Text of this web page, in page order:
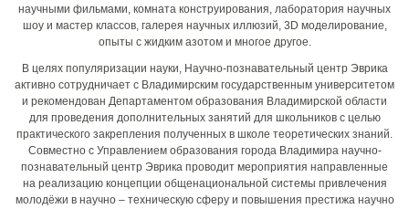
научными фильмами, комната конструирования, лаборатория научных
шоу и мастер классов, галерея научных иллюзий, 3D моделирование,
опыты с жидким азотом и многое другое.
В целях популяризации науки, Научно-познавательный центр Эврика
активно сотрудничает с Владимирским государственным университетом
и рекомендован Департаментом образования Владимирской области
для проведения дополнительных занятий для школьников с целью
практического закрепления полученных в школе теоретических знаний.
Совместно с Управлением образования города Владимира научно-
познавательный центр Эврика проводит мероприятия направленные
на реализацию концепции общенациональной системы привлечения
молодёжи в научно – техническую сферу и повышения престижа научно